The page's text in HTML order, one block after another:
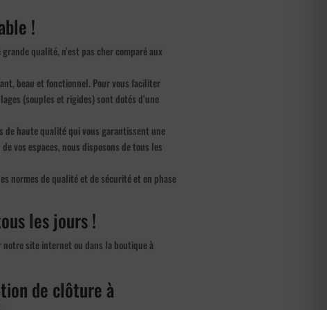
!
qualité, n’est pas cher comparé aux
beau et fonctionnel. Pour vous faciliter
(souples et rigides) sont dotés d’une
de haute qualité qui vous garantissent une
vos espaces, nous disposons de tous les
normes de qualité et de sécurité et en phase
les jours !
site internet ou dans la boutique à
de clôture à